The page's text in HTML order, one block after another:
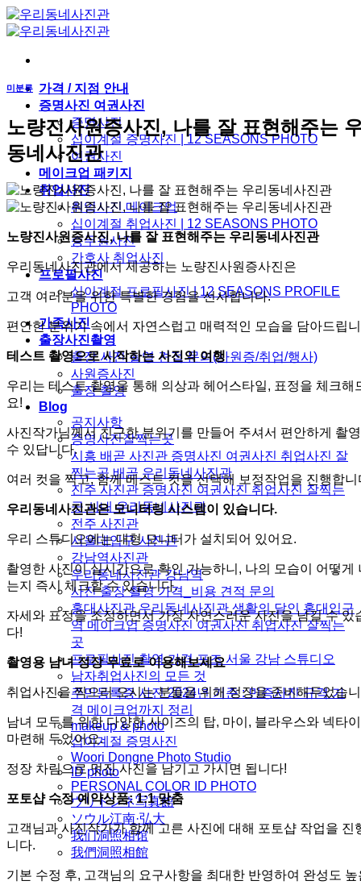
Skip
to
content
가격 / 지점 안내
증명사진 여권사진
증명사진
십이계절 증명사진 | 12 SEASONS PHOTO
여권사진
메이크업 패키지
취업사진
취업사진 메이크업
십이계절 취업사진 | 12 SEASONS PHOTO
승무원사진
간호사 취업사진
프로필사진
십이계절 프로필사진 | 12 SEASONS PROFILE
PHOTO
가족사진
출장사진촬영
출장 사진 촬영 견적 문의(사원증/취업/행사)
사원증사진
출장 촬영
Blog
공지사항
증명사진잘찍는곳
시흥 배곧 사진관 증명사진 여권사진 취업사진 잘
찍는곳 배곧 우리동네사진관
진주 사진관 증명사진 여권사진 취업사진 잘찍는
곳 시내 우리동네사진관
전주 사진관
서울대입구 사진관
강남역사진관
우리동네사진관 강남역
사진 출장 촬영 가격_비용 견적 문의
홍대사진관 우리동네사진관 생활의 달인 홍대입구
역 메이크업 증명사진 여권사진 취업사진 잘찍는
곳
프로필사진 촬영 가격 포즈 서울 강남 스튜디오
남자취업사진의 모든 것
주민등록증 사진 2024년 기준 : 민증사진 규격 가
격 메이크업까지 정리
makeup & photo
십이계절 증명사진
Woori Dongne Photo Studio
ID photo
PERSONAL COLOR ID PHOTO
ウリドンネ写真館
ソウル江南·弘大
我们洞照相馆
我們洞照相館
미분류
노량진사원증사진, 나를 잘 표현해주는
동네사진관
노량진사원증사진, 나를 잘 표현해주는 우리동네사진관
우리동네사진관에서 제공하는 노량진사원증사진은
고객 여러분을 위한 특별한 경험을 선사합니다.
편안한 분위기 속에서 자연스럽고 매력적인 모습을 담아드립
테스트 촬영으로 시작하는 사진의 여행
우리는 테스트 촬영을 통해 의상과 헤어스타일, 표정을 체크해
요!
사진작가님께서 친근한 분위기를 만들어 주셔서 편안하게 촬
수 있답니다.
여러 컷을 찍고, 함께 베스트 컷을 선택해 보정작업을 진행합니
우리동네사진관은 모니터링 시스템이 있습니다.
우리 스튜디오에는 대형 모니터가 설치되어 있어요.
촬영한 사진이 실시간으로 확인 가능하니, 나의 모습이 어떻게
는지 즉시 체크할 수 있습니다.
자세와 표정을 조정하면서 가장 자연스러운 사진을 남길 수 있
다!
촬영용 남녀 정장 무료로 이용해보세요
취업사진을 찍으러 오시는 분들을 위해 정장을 준비해두었습
남녀 모두를 위한 다양한 사이즈의 탑, 마이, 블라우스와 넥타
마련해 두었어요.
정장 차림으로 멋진 사진을 남기고 가시면 됩니다!
포토샵 수정 예약상품: 1:1 맞춤
고객님과 사진작가가 함께 고른 사진에 대해 포토샵 작업을 진
니다.
기본 수정 후, 고객님의 요구사항을 최대한 반영하여 완성도 높